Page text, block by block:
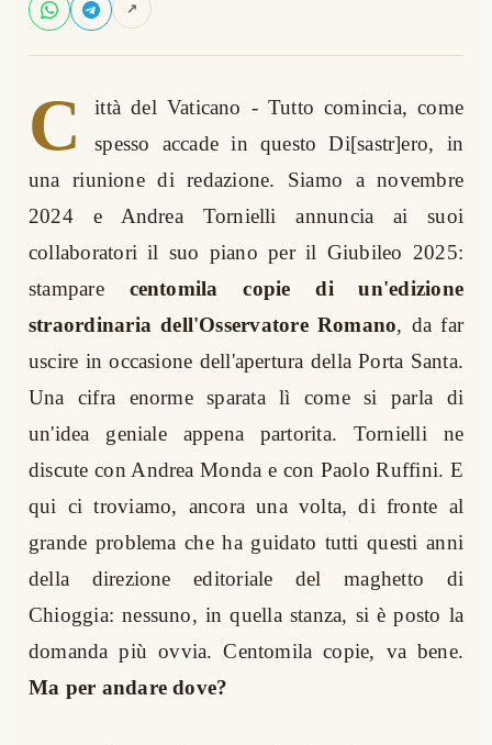
↗
C
ittà del Vaticano - Tutto comincia, come
spesso accade in questo Di[sastr]ero, in
una riunione di redazione. Siamo a novembre
2024 e Andrea Tornielli annuncia ai suoi
collaboratori il suo piano per il Giubileo 2025:
stampare centomila copie di un'edizione
straordinaria dell'Osservatore Romano, da far
uscire in occasione dell'apertura della Porta Santa.
Una cifra enorme sparata lì come si parla di
un'idea geniale appena partorita. Tornielli ne
discute con Andrea Monda e con Paolo Ruffini. E
qui ci troviamo, ancora una volta, di fronte al
grande problema che ha guidato tutti questi anni
della direzione editoriale del maghetto di
Chioggia: nessuno, in quella stanza, si è posto la
domanda più ovvia. Centomila copie, va bene.
Ma per andare dove?